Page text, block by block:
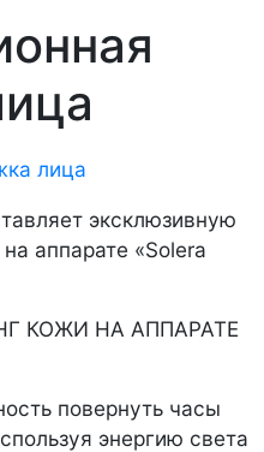
эксклюзивную
аппарате «Solera
КОЖИ НА АППАРАТЕ
повернуть часы
энергию света